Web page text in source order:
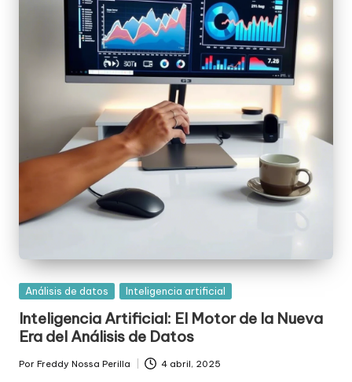
Posted
Análisis de datos Inteligencia artificial
Inteligencia Artificial: El Motor de la Nueva
Era del Análisis de Datos
Publicado
Por Freddy Nossa Perilla 4 abril, 2025